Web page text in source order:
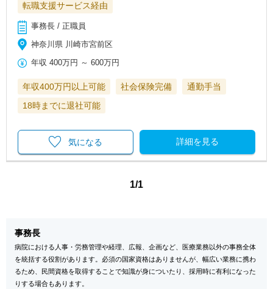
転職支援サービス経由
事務長 / 正職員
神奈川県 川崎市宮前区
年収 400万円 ～600万円
年収400万円以上可能 社会保険完備
通勤手当
18時までに退社可能
詳細を見る
気になる
1/1
事務長
病院における人事・労務管理や経理、広報、企画など、医療業務以外の事務全体
を統括する役割があります。必須の国家資格はありませんが、幅広い業務に携わ
るため、民間資格を取得することで知識が身についたり、採用時に有利になった
りする場合もあります。